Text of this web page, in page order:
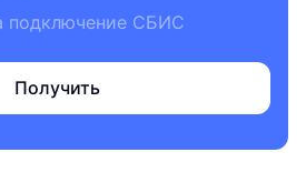
подключение СБИС
Получить